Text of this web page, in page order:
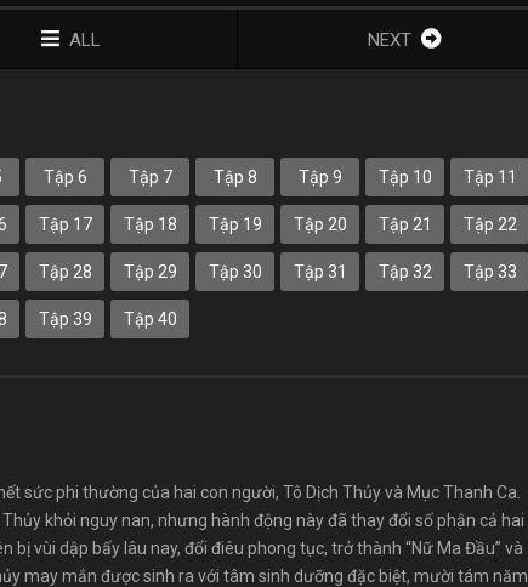
ALL NEXT
Tập 6 Tập 7 Tập 8 Tập 9 Tập 10 Tập 11
Tập 17 Tập 18 Tập 19 Tập 20 Tập 21 Tập 22
Tập 28 Tập 29 Tập 30 Tập 31 Tập 32 Tập 33
Tập 39 Tập 40
sức phi thường của hai con người, Tô Dịch Thủy và Mục Thanh Ca.
khỏi nguy nan, nhưng hành động này đã thay đổi số phận cả hai
vùi dập bấy lâu nay, đổi điêu phong tục, trở thành “Nữ Ma Đầu” và
may mắn được sinh ra với tâm sinh dưỡng đặc biệt, mười tám năm